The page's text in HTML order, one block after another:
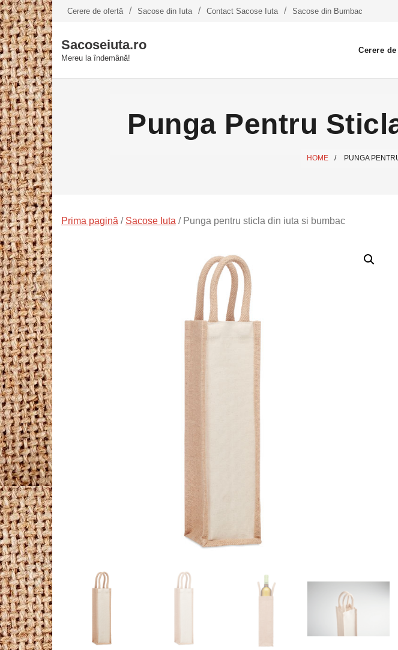
Skip
to
content
Cerere de ofertă Sacose din Iuta Contact Sacose Iuta Sacose din Bumbac
Sacoseiuta.ro
Mereu la îndemână!
Cerere
Punga Pentru
HOME / PUNGA
Prima pagină / Sacose Iuta / Punga pentru sticla din iuta si bumbac